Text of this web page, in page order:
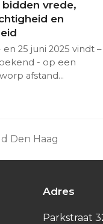
bidden vrede,
en
en 25 juni 2025 vindt –
- op een
afstand…
Den Haag
Adres
Parkstraat